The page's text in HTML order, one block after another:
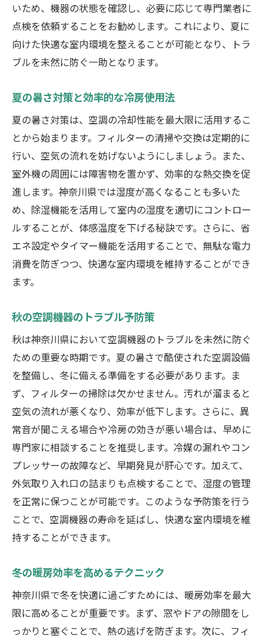
いため、機器の状態を確認し、必要に応じて専門業者に
点検を依頼することをお勧めします。これにより、夏に
向けた快適な室内環境を整えることが可能となり、トラ
ブルを未然に防ぐ一助となります。
夏の暑さ対策と効率的な冷房使用法
夏の暑さ対策は、空調の冷却性能を最大限に活用するこ
とから始まります。フィルターの清掃や交換は定期的に
行い、空気の流れを妨げないようにしましょう。また、
室外機の周囲には障害物を置かず、効率的な熱交換を促
進します。神奈川県では湿度が高くなることも多いた
め、除湿機能を活用して室内の湿度を適切にコントロー
ルすることが、体感温度を下げる秘訣です。さらに、省
エネ設定やタイマー機能を活用することで、無駄な電力
消費を防ぎつつ、快適な室内環境を維持することができ
ます。
秋の空調機器のトラブル予防策
秋は神奈川県において空調機器のトラブルを未然に防ぐ
ための重要な時期です。夏の暑さで酷使された空調設備
を整備し、冬に備える準備をする必要があります。ま
ず、フィルターの掃除は欠かせません。汚れが溜まると
空気の流れが悪くなり、効率が低下します。さらに、異
常音が聞こえる場合や冷房の効きが悪い場合は、早めに
専門家に相談することを推奨します。冷媒の漏れやコン
プレッサーの故障など、早期発見が肝心です。加えて、
外気取り入れ口の詰まりも点検することで、湿度の管理
を正常に保つことが可能です。このような予防策を行う
ことで、空調機器の寿命を延ばし、快適な室内環境を維
持することができます。
冬の暖房効率を高めるテクニック
神奈川県で冬を快適に過ごすためには、暖房効率を最大
限に高めることが重要です。まず、窓やドアの隙間をし
っかりと塞ぐことで、熱の逃げを防ぎます。次に、フィ